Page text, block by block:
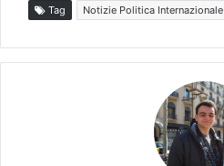
Tag Notizie Politica Internazionale